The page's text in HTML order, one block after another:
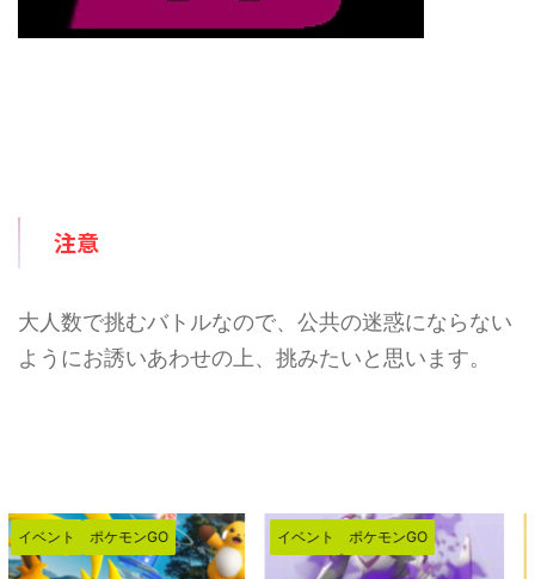
注意
大人数で挑むバトルなので、公共の迷惑にならない
ようにお誘いあわせの上、挑みたいと思います。
イベント ポケモンGO イベント ポケモンGO